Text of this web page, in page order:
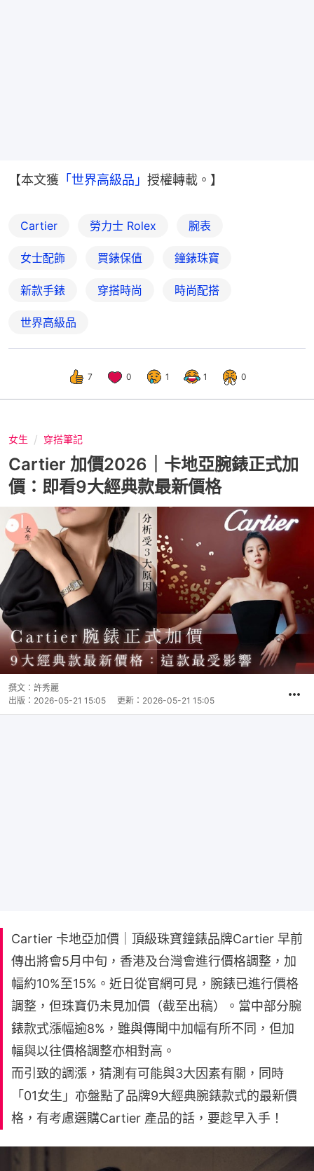
【本文獲 「世界高級品」 授權轉載。】
Cartier 勞力士 Rolex 腕表
女士配飾 買錶保值 鐘錶珠寶
新款手錶 穿搭時尚 時尚配搭
世界高級品
7 0 1 1 0
女生 穿搭筆記
Cartier 加價2026｜卡地亞腕錶正式加
價：即看9大經典款最新價格
撰文： 許秀麗
出版： 2026-05-21 15:05 更新： 2026-05-21 15:05
Cartier 卡地亞加價｜頂級珠寶鐘錶品牌Cartier 早前
傳出將會5月中旬，香港及台灣會進行價格調整，加
幅約10%至15%。近日從官網可見，腕錶已進行價格
調整，但珠寶仍未見加價（截至出稿）。當中部分腕
錶款式漲幅逾8%，雖與傳聞中加幅有所不同，但加
幅與以往價格調整亦相對高。
而引致的調漲，猜測有可能與3大因素有關，同時
「01女生」亦盤點了品牌9大經典腕錶款式的最新價
格，有考慮選購Cartier 產品的話，要趁早入手！